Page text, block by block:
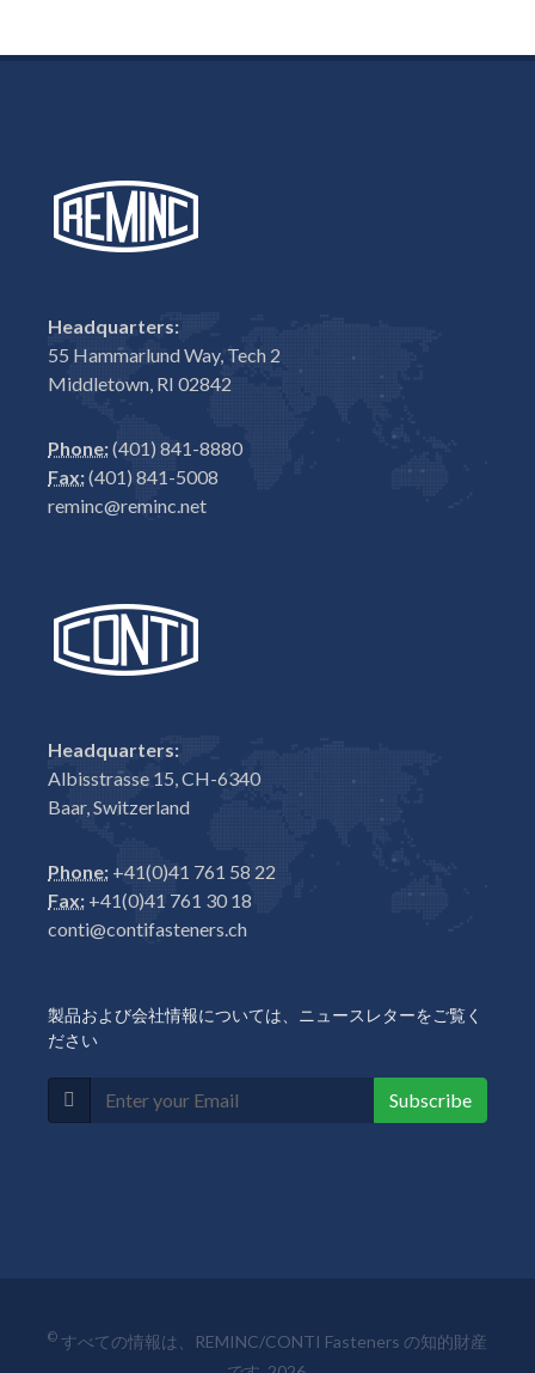
Headquarters:
55 Hammarlund Way, Tech 2
Middletown, RI 02842
Phone:(401) 841-8880
Fax:(401) 841-5008
reminc@reminc.net
Headquarters:
Albisstrasse 15, CH-6340
Baar, Switzerland
Phone: +41(0)41 761 58 22
Fax: +41(0)41 761 30 18
conti@contifasteners.ch
製品および会社情報については、ニュースレターをご覧く
ださい
Subscribe
© すべての情報は、REMINC/CONTI Fasteners の知的財産